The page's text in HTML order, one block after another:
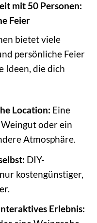
mit 50 Personen:
Feier
bietet viele
persönliche Feier
Ideen, die dich
Location: Eine
Weingut oder ein
Atmosphäre.
DIY-
kostengünstiger,
Erlebnis: